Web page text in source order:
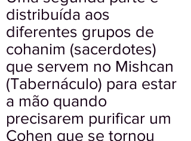
distribuída aos
diferentes grupos de
cohanim (sacerdotes)
que servem no Mishcan
(Tabernáculo) para estar
a mão quando
precisarem purificar um
Cohen que se tornou